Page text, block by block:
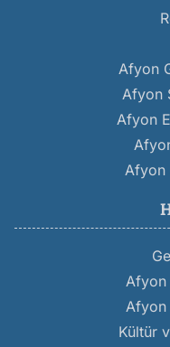
Afyon
Afyon
Afyon
Afyon
Afyon
Afyon
Kültür